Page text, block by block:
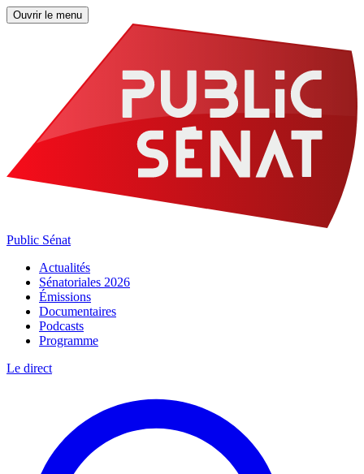
Ouvrir le menu
Public Sénat
Actualités
Sénatoriales 2026
Émissions
Documentaires
Podcasts
Programme
Le direct